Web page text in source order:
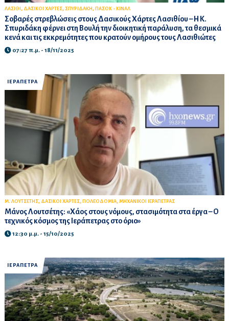
ΛΑΣΙΘΙ , ΔΑΣΙΚΟΙ ΧΑΡΤΕΣ, ΣΠΥΡΙΔΑΚΗ , ΠΑΣΟΚ - ΚΙΝΑΛ
Σοβαρές στρεβλώσεις στους Δασικούς Χάρτες Λασιθίου – Η Κ.
Σπυριδάκη φέρνει στη Βουλή την διοικητική παράλυση, τα θεσμικά
κενά και τις εκκρεμότητες που κρατούν ομήρους τους Λασιθιώτες
07:27 π.μ. - 18/11/2025
ΙΕΡΑΠΕΤΡΑ
Μ. ΛΟΥΤΣΕΤΗΣ, ΔΑΣΙΚΟΙ ΧΑΡΤΕΣ, ΠΟΛΕΟΔΟΜΙΑ, ΜΗΧΑΝΙΚΟΙ ΙΕΡΑΠΕΤΡΑΣ
Μάνος Λουτσέτης: «Χάος στους νόμους, στασιμότητα στα έργα – Ο
τεχνικός κόσμος της Ιεράπετρας στο όριο»
12:30 μ.μ. - 15/10/2025
ΙΕΡΑΠΕΤΡΑ